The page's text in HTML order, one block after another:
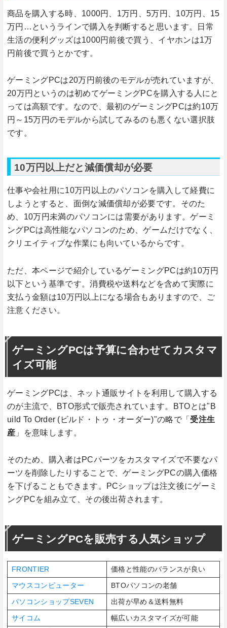
商品を購入する時、1000円、1万円、5万円、10万円、15
万円…というラインで購入を判断すると思います。日常
生活の便利グッズは1000円前後で買う、イヤホンは1万
円前後で買うとかです。
ゲーミングPCは20万円前後のモデルが売れていますが、
20万円というのは初めてゲーミングPCを購入する人にと
っては高額です。なので、最初のゲーミングPCは約10万
円～15万円のモデルから試してみるのも悪くない選択肢
です。
10万円以上だと減価償却が必要
仕事や会社用に10万円以上のパソコンを購入して経費に
しようとすると、面倒な減価償却が必要です。そのた
め、10万円未満のパソコンには需要があります。ゲーミ
ングPCは高性能なパソコンのため、ゲームだけでなく、
クリエイティブな作業にも向いているからです。
ただ、本ページで紹介しているゲーミングPCは約10万円
以下という基準です。消費税や送料などを含めて実際に
支払う金額は10万円以上になる場合もありますので、ご
注意ください。
ゲーミングPCは予算に合わせてカスタマ
イズ可能
ゲーミングPCは、ネット通販サイトを利用して購入する
のが主流で、BTO形式で販売されています。BTOとは"B
uild To Order (ビルド・トゥ・オーダー)"の略で「 受注生
産 」を意味します。
そのため、購入者はPCパーツをカスタマイズで不要なパ
ーツを削除したりすることで、ゲーミングPCの購入価格
を下げることもできます。PCショップは注文後にゲーミ
ングPCを組み立て、その後出荷されます。
ゲーミングPCを販売する人気ショップ
FRONTIER
価格と性能のバランスが良い
マウスコンピューター
BTOパソコンの老舗
パソコンショップSEVEN
出荷が早め＆送料無料
サイコム
幅広いカスタマイズが可能